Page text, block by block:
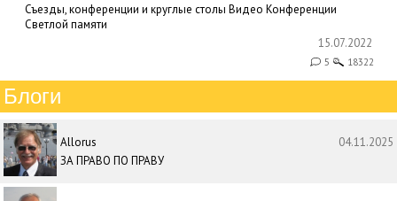
Съезды, конференции и круглые столы Видео Конференции
Светлой памяти
15.07.2022
5 18322
Блоги
Allorus
04.11.2025
ЗА ПРАВО ПО ПРАВУ